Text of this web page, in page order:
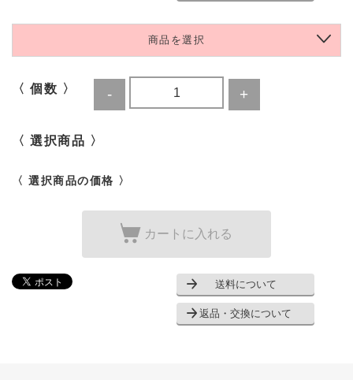
商品を選択
〈 個数 〉
〈 選択商品 〉
〈 選択商品の価格 〉
カートに入れる
送料について
返品・交換について